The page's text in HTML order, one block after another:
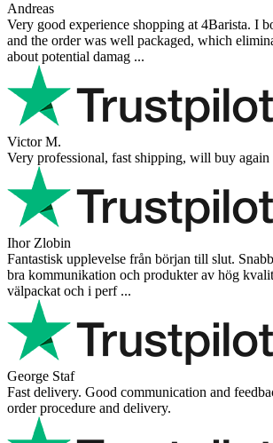
Andreas
Very good experience shopping at 4Barista. I
and the order was well packaged, which
about potential damag ...
Victor M.
Very professional, fast shipping, will buy again
Ihor Zlobin
Fantastisk upplevelse från början till slut.
bra kommunikation och produkter av hög
välpackat och i perf ...
George Staf
Fast delivery. Good communication and
order procedure and delivery.